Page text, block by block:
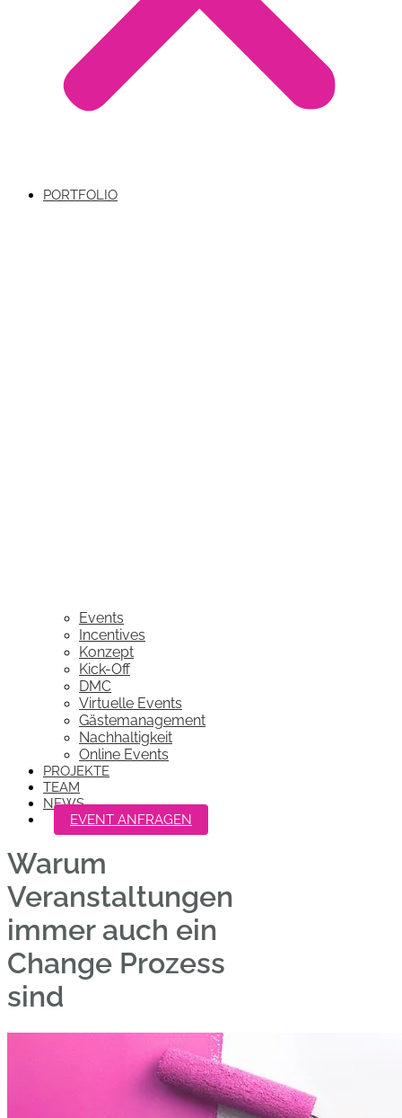
PORTFOLIO
Events
Incentives
Konzept
Kick-Off
DMC
Virtuelle Events
Gästemanagement
Nachhaltigkeit
Online Events
PROJEKTE
TEAM
NEWS
EVENT ANFRAGEN
Warum
Veranstaltungen
immer auch ein
Change Prozess
sind